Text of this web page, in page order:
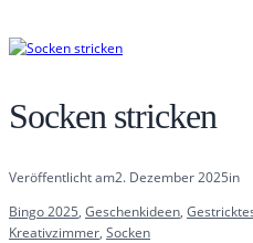
Socken stricken
Veröffentlicht am2. Dezember 2025in
Bingo 2025, Geschenkideen,
Kreativzimmer, Socken